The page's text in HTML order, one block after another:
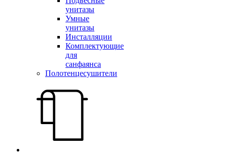
унитазы
Умные
унитазы
Инсталляции
Комплектующие
для
санфаянса
Полотенцесушители